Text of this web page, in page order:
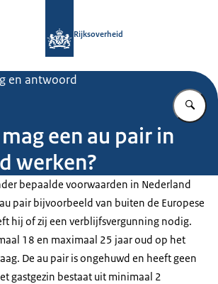
Rijksoverheid
en antwoord
een au pair in
werken?
bepaalde voorwaarden in Nederland
au pair bijvoorbeeld van buiten de Europese
hij of zij een verblijfsvergunning nodig.
18 en maximaal 25 jaar oud op het
De au pair is ongehuwd en heeft geen
gastgezin bestaat uit minimaal 2